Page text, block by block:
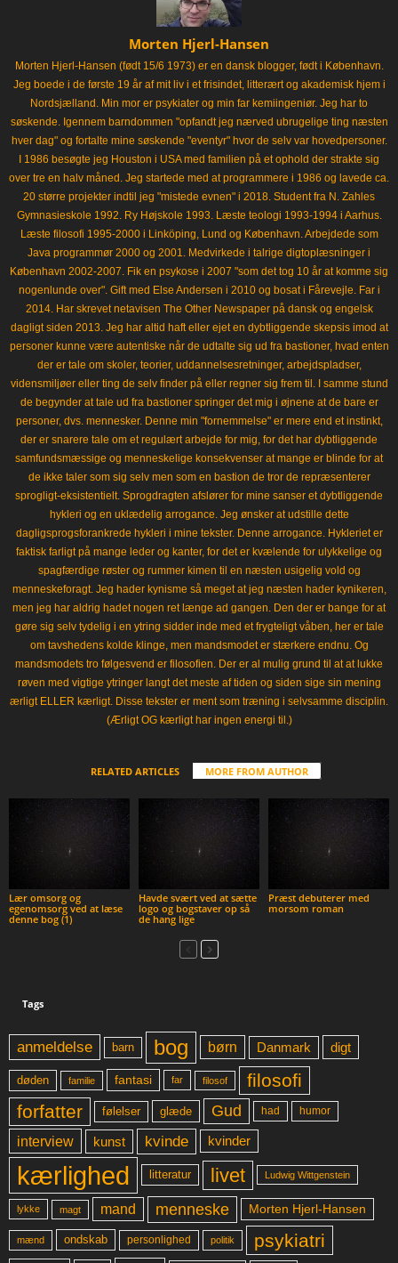
Morten Hjerl-Hansen
Morten Hjerl-Hansen (født 15/6 1973) er en dansk blogger, født i København.
Jeg boede i de første 19 år af mit liv i et frisindet, litterært og akademisk hjem i
Nordsjælland. Min mor er psykiater og min far kemiingeniør. Jeg har to
søskende. Igennem barndommen "opfandt jeg nærved ubrugelige ting næsten
hver dag" og fortalte mine søskende "eventyr" hvor de selv var hovedpersoner.
I 1986 besøgte jeg Houston i USA med familien på et ophold der strakte sig
over tre en halv måned. Jeg startede med at programmere i 1986 og lavede ca.
20 større projekter indtil jeg "mistede evnen" i 2018. Student fra N. Zahles
Gymnasieskole 1992. Ry Højskole 1993. Læste teologi 1993-1994 i Aarhus.
Læste filosofi 1995-2000 i Linköping, Lund og København. Arbejdede som
Java programmør 2000 og 2001. Medvirkede i talrige digtoplæsninger i
København 2002-2007. Fik en psykose i 2007 "som det tog 10 år at komme sig
nogenlunde over". Gift med Else Andersen i 2010 og bosat i Fårevejle. Far i
2014. Har skrevet netavisen The Other Newspaper på dansk og engelsk
dagligt siden 2013. Jeg har altid haft eller ejet en dybtliggende skepsis imod at
personer kunne være autentiske når de udtalte sig ud fra bastioner, hvad enten
der er tale om skoler, teorier, uddannelsesretninger, arbejdspladser,
vidensmiljøer eller ting de selv finder på eller regner sig frem til. I samme stund
de begynder at tale ud fra bastioner springer det mig i øjnene at de bare er
personer, dvs. mennesker. Denne min "fornemmelse" er mere end et instinkt,
der er snarere tale om et regulært arbejde for mig, for det har dybtliggende
samfundsmæssige og menneskelige konsekvenser at mange er blinde for at
de ikke taler som sig selv men som en bastion de tror de repræsenterer
sprogligt-eksistentielt. Sprogdragten afslører for mine sanser et dybtliggende
hykleri og en uklædelig arrogance. Jeg ønsker at udstille dette
dagligsprogsforankrede hykleri i mine tekster. Denne arrogance. Hykleriet er
faktisk farligt på mange leder og kanter, for det er kvælende for ulykkelige og
spagfærdige røster og rummer kimen til en næsten usigelig vold og
menneskeforagt. Jeg hader kynisme så meget at jeg næsten hader kynikeren,
men jeg har aldrig hadet nogen ret længe ad gangen. Den der er bange for at
gøre sig selv tydelig i en ytring sidder inde med et frygteligt våben, her er tale
om tavshedens kolde klinge, men mandsmodet er stærkere endnu. Og
mandsmodets tro følgesvend er filosofien. Der er al mulig grund til at at lukke
røven med vigtige ytringer langt det meste af tiden og siden sige sin mening
ærligt ELLER kærligt. Disse tekster er ment som træning i selvsamme disciplin.
(Ærligt OG kærligt har ingen energi til.)
RELATED ARTICLES MORE FROM AUTHOR
Lær omsorg og
egenomsorg ved at læse
denne bog (1)
Havde svært ved at sætte
logo og bogstaver op så
de hang lige
Præst debuterer med
morsom roman
Tags
anmeldelse barn bog børn Danmark digt
døden familie fantasi far filosof
filosofi
forfatter
følelser glæde Gud had humor
interview kunst kvinde kvinder
kærlighed litteratur livet Ludwig Wittgenstein
lykke magt mand menneske Morten Hjerl-Hansen
mænd ondskab personlighed politik psykiatri